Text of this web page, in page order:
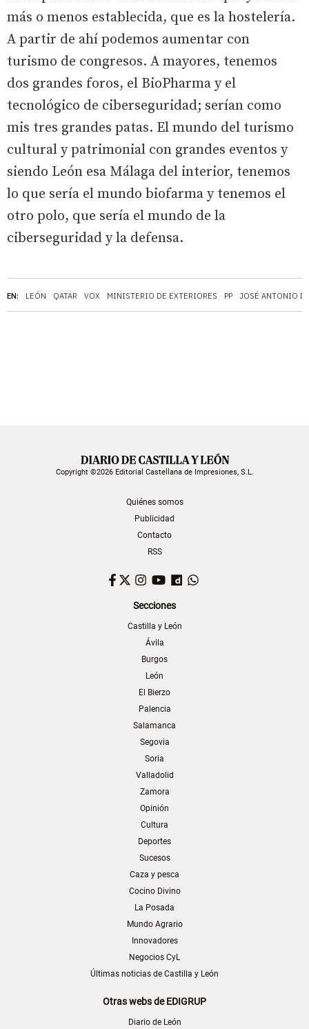
EN: LEÓN QATAR VOX MINISTERIO DE EXTERIORES PP JOSÉ ANTONIO
más o menos establecida, que es la hostelería.
A partir de ahí podemos aumentar con
turismo de congresos. A mayores, tenemos
dos grandes foros, el BioPharma y el
tecnológico de ciberseguridad; serían como
mis tres grandes patas. El mundo del turismo
cultural y patrimonial con grandes eventos y
siendo León esa Málaga del interior, tenemos
lo que sería el mundo biofarma y tenemos el
otro polo, que sería el mundo de la
ciberseguridad y la defensa.
Copyright ©2026 Editorial Castellana de Impresiones, S.L.
Quiénes somos
Publicidad
Contacto
RSS
Facebook
TwitterInstagram
YouTubeDailymotion
Secciones
Castilla y León
Ávila
Burgos
León
El Bierzo
Palencia
Salamanca
Segovia
Soria
Valladolid
Zamora
Opinión
Cultura
Deportes
Sucesos
Caza y pesca
Cocino Divino
La Posada
Mundo Agrario
Innovadores
Negocios CyL
Últimas noticias de Castilla y León
Otras webs de EDIGRUP
Diario de León